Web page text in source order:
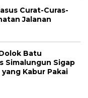
Curat-Curas-
Jalanan
Batu
Simalungun Sigap
Kabur Pakai